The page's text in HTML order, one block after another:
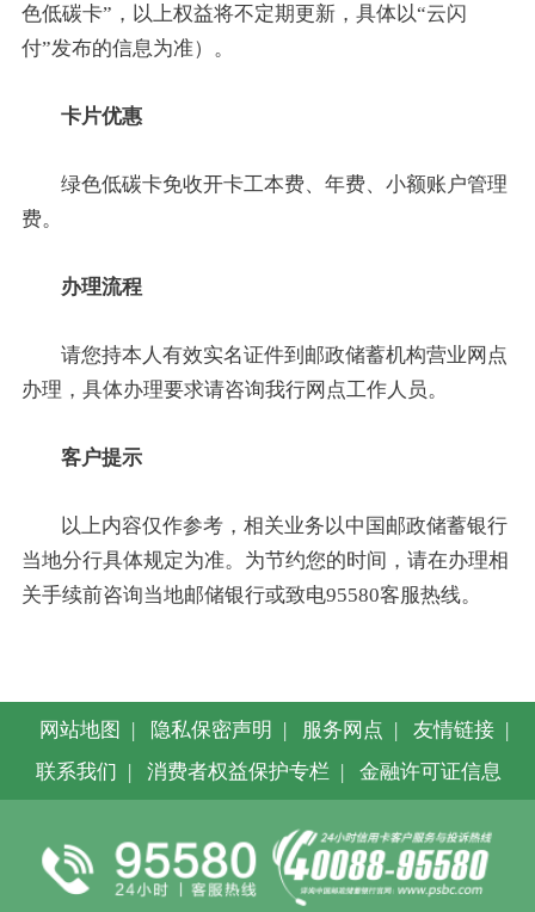
色低碳卡”，以上权益将不定期更新，具体以“云闪
付”发布的信息为准）。
卡片优惠
绿色低碳卡免收开卡工本费、年费、小额账户管理
费。
办理流程
请您持本人有效实名证件到邮政储蓄机构营业网点
办理，具体办理要求请咨询我行网点工作人员。
客户提示
以上内容仅作参考，相关业务以中国邮政储蓄银行
当地分行具体规定为准。为节约您的时间，请在办理相
关手续前咨询当地邮储银行或致电95580客服热线。
网站地图 隐私保密声明 服务网点 友情链接
联系我们
消费者权益保护专栏 金融许可证信息